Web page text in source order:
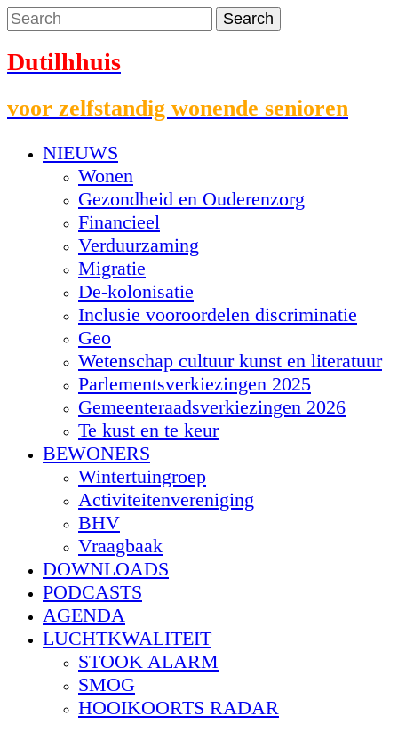
Dutilhhuis
voor zelfstandig wonende senioren
NIEUWS
Wonen
Gezondheid en Ouderenzorg
Financieel
Verduurzaming
Migratie
De-kolonisatie
Inclusie vooroordelen discriminatie
Geo
Wetenschap cultuur kunst en literatuur
Parlementsverkiezingen 2025
Gemeenteraadsverkiezingen 2026
Te kust en te keur
BEWONERS
Wintertuingroep
Activiteitenvereniging
BHV
Vraagbaak
DOWNLOADS
PODCASTS
AGENDA
LUCHTKWALITEIT
STOOK ALARM
SMOG
HOOIKOORTS RADAR